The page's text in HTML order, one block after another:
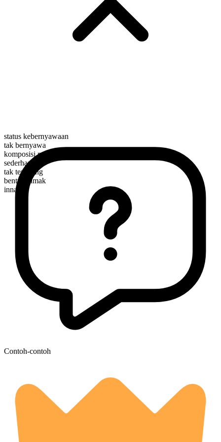
status kebernyawaan
tak bernyawa
komposisi morfologis
sederhana
tak terhitung
bentuk jamak
innards
Contoh-contoh